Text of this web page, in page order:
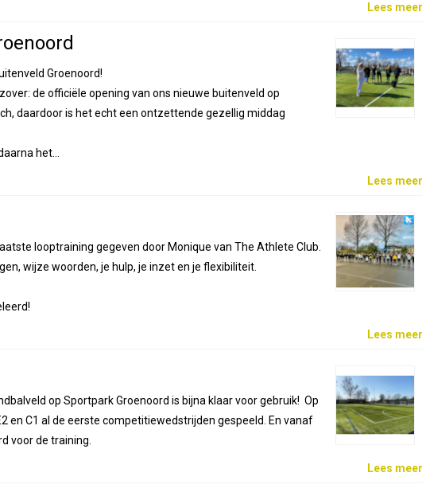
Lees meer
Groenoord!
de officiële opening van ons nieuwe buitenveld op
daardoor is het echt een ontzettende gezellig middag
het…
Lees meer
looptraining gegeven door Monique van The Athlete Club.
wijze woorden, je hulp, je inzet en je flexibiliteit.
Lees meer
op Sportpark Groenoord is bijna klaar voor gebruik! Op
en C1 al de eerste competitiewedstrijden gespeeld. En vanaf
voor de training.
Lees meer